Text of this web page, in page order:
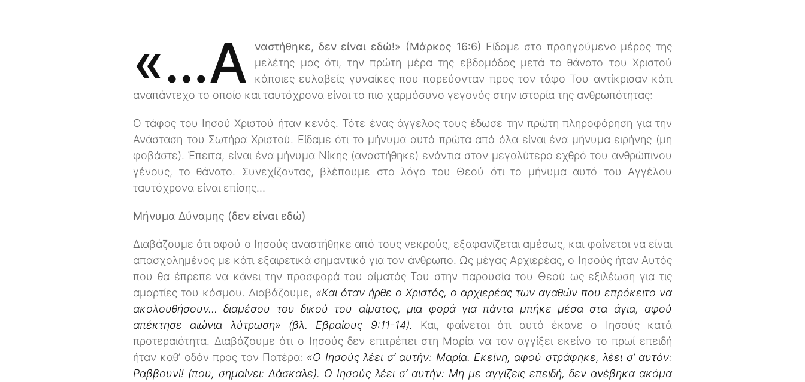
«…α ναστήθηκε, δεν είναι εδώ!» (Μάρκος 16:6) Είδαμε στο προηγούμενο μέρος της
μελέτης μας ότι, την πρώτη μέρα της εβδομάδας μετά το θάνατο του Χριστού
κάποιες ευλαβείς γυναίκες που πορεύονταν προς τον τάφο Του αντίκρισαν κάτι
αναπάντεχο το οποίο και ταυτόχρονα είναι το πιο χαρμόσυνο γεγονός στην ιστορία της ανθρωπότητας:
Ο τάφος του Ιησού Χριστού ήταν κενός. Τότε ένας άγγελος τους έδωσε την πρώτη πληροφόρηση για την
Ανάσταση του Σωτήρα Χριστού. Είδαμε ότι το μήνυμα αυτό πρώτα από όλα είναι ένα μήνυμα ειρήνης (μη
φοβάστε). Έπειτα, είναι ένα μήνυμα Νίκης (αναστήθηκε) ενάντια στον μεγαλύτερο εχθρό του ανθρώπινου
γένους, το θάνατο. Συνεχίζοντας, βλέπουμε στο λόγο του Θεού ότι το μήνυμα αυτό του Αγγέλου
ταυτόχρονα είναι επίσης…
Μήνυμα Δύναμης (δεν είναι εδώ)
Διαβάζουμε ότι αφού ο Ιησούς αναστήθηκε από τους νεκρούς, εξαφανίζεται αμέσως, και φαίνεται να είναι
απασχολημένος με κάτι εξαιρετικά σημαντικό για τον άνθρωπο. Ως μέγας Αρχιερέας, ο Ιησούς ήταν Αυτός
που θα έπρεπε να κάνει την προσφορά του αίματός Του στην παρουσία του Θεού ως εξιλέωση για τις
αμαρτίες του κόσμου. Διαβάζουμε, «Και όταν ήρθε ο Χριστός, ο αρχιερέας των αγαθών που επρόκειτο να
ακολουθήσουν… διαμέσου του δικού του αίματος, μια φορά για πάντα μπήκε μέσα στα άγια, αφού
απέκτησε αιώνια λύτρωση» (βλ. Εβραίους 9:11-14). Και, φαίνεται ότι αυτό έκανε ο Ιησούς κατά
προτεραιότητα. Διαβάζουμε ότι ο Ιησούς δεν επιτρέπει στη Μαρία να τον αγγίξει εκείνο το πρωί επειδή
ήταν καθ’ οδόν προς τον Πατέρα: «Ο Ιησούς λέει σ’ αυτήν: Μαρία. Εκείνη, αφού στράφηκε, λέει σ’ αυτόν:
Ραββουνί! (που, σημαίνει: Δάσκαλε). Ο Ιησούς λέει σ’ αυτήν: Μη με αγγίζεις επειδή, δεν ανέβηκα ακόμα